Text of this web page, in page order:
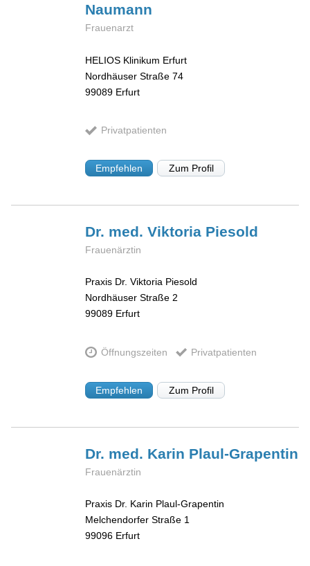
Naumann
Frauenarzt
HELIOS Klinikum Erfurt
Nordhäuser Straße 74
99089 Erfurt
Privatpatienten
Empfehlen Zum Profil
Dr. med. Viktoria Piesold
Frauenärztin
Praxis Dr. Viktoria Piesold
Nordhäuser Straße 2
99089 Erfurt
Öffnungszeiten Privatpatienten
Empfehlen Zum Profil
Dr. med. Karin Plaul-Grapentin
Frauenärztin
Praxis Dr. Karin Plaul-Grapentin
Melchendorfer Straße 1
99096 Erfurt